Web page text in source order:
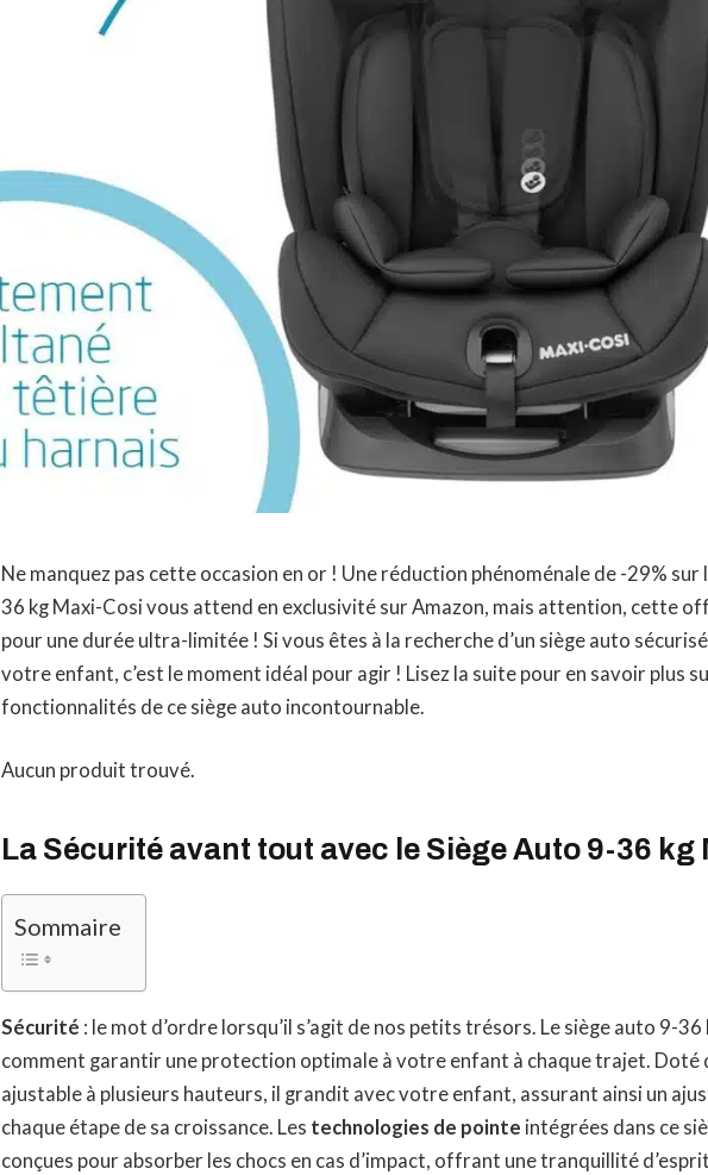
Ne manquez pas cette occasion en or ! Une réduction phénoménale de -29% sur
36 kg Maxi-Cosi vous attend en exclusivité sur Amazon, mais attention, cette
pour une durée ultra-limitée ! Si vous êtes à la recherche d’un siège auto
votre enfant, c’est le moment idéal pour agir ! Lisez la suite pour en savoir plus
fonctionnalités de ce siège auto incontournable.
Aucun produit trouvé.
La Sécurité avant tout avec le Siège Auto 9-36 kg
Sommaire
Sécurité : le mot d’ordre lorsqu’il s’agit de nos petits trésors. Le siège auto 9-
comment garantir une protection optimale à votre enfant à chaque trajet. Doté
ajustable à plusieurs hauteurs, il grandit avec votre enfant, assurant ainsi un
chaque étape de sa croissance. Les technologies de pointe intégrées dans ce
conçues pour absorber les chocs en cas d’impact, offrant une tranquillité